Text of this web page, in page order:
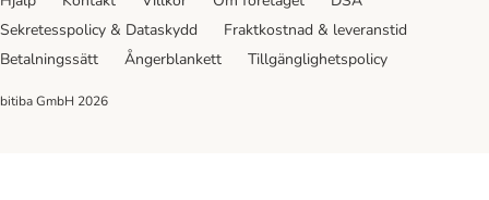
Sekretesspolicy & Dataskydd
Fraktkostnad & leveranstid
Betalningssätt
Ångerblankett Tillgänglighetspolicy
bitiba GmbH 2026